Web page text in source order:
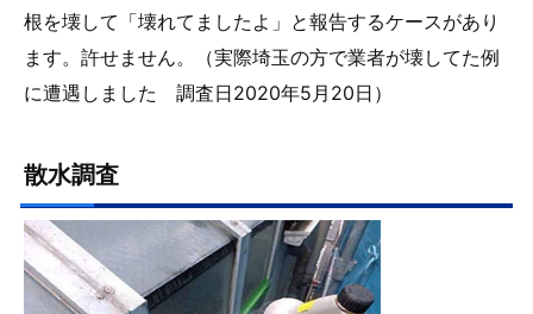
根を壊して「壊れてましたよ」と報告するケースがあり
ます。許せません。（実際埼玉の方で業者が壊してた例
に遭遇しました 調査日2020年5月20日）
散水調査